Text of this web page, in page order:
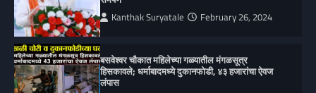
Kanthak Suryatale February 26, 2024
बसवेश्वर चौकात महिलेच्या गळ्यातील मंगळसूत्र
हिसकावले; धर्माबादमध्ये दुकानफोडी, ४३ हजारांचा ऐवज
लंपास